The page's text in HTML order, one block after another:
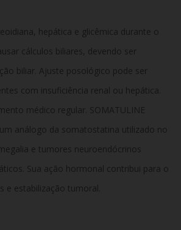
hepática e glicêmica durante o
cálculos biliares, devendo ser
biliar. Ajuste posológico pode ser
com insuficiência renal ou hepática.
médico regular. SOMATULINE
análogo da somatostatina utilizado no
e tumores neuroendócrinos
Sua ação hormonal contribui para o
e estabilização tumoral.